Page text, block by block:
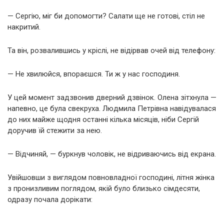
— Сергію, міг би допомогти? Салати ще не готові, стіл не
накритий.
Та він, розвалившись у кріслі, не відірвав очей від телефону:
— Не хвилюйся, впораєшся. Ти ж у нас господиня.
У цей момент задзвонив дверний дзвінок. Олена зітхнула —
напевно, це була свекруха. Людмила Петрівна навідувалася
до них майже щодня останні кілька місяців, ніби Сергій
доручив їй стежити за нею.
— Відчиняй, — буркнув чоловік, не відриваючись від екрана.
Увійшовши з виглядом повновладної господині, літня жінка
з пронизливим поглядом, якій було близько сімдесяти,
одразу почала дорікати: